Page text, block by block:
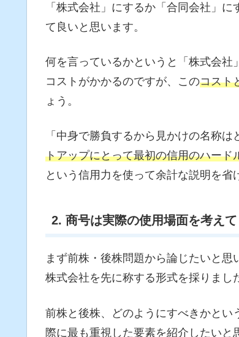
「株式会社」にするか「合同会社」
て良いと思います。
何を言っているかというと「株式会
コストがかかるのですが、このコスト
ょう。
「中身で勝負するから見かけの名称
トアップにとって最初の信用のハー
という信用力を使って余計な説明を省
2. 商号は実際の使用場面を考えて
まず前株・後株問題から論じたいと
株式会社を先に称する形式を採りまし
前株と後株、どのようにすべきかとい
際に最も重視した要素を紹介したいと